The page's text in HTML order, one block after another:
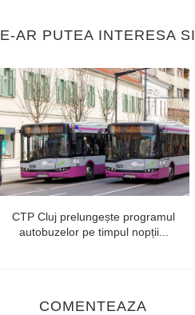
AR PUTEA INTERESA SI
CTP Cluj prelungește programul
autobuzelor pe timpul nopții...
COMENTEAZA